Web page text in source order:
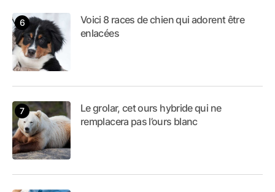
Voici 8 races de chien qui adorent être
enlacées
Le grolar, cet ours hybride qui ne
remplacera pas l’ours blanc